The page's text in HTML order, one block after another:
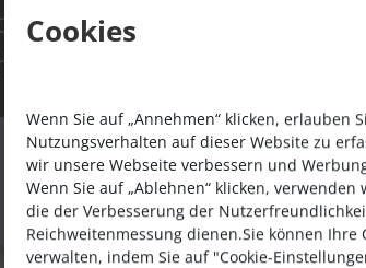
Cookies
Wenn Sie auf „Annehmen“ klicken, erlauben
Nutzungsverhalten auf dieser Website zu
wir unsere Webseite verbessern und
Wenn Sie auf „Ablehnen“ klicken, verwenden
die der Verbesserung der
Reichweitenmessung dienen.Sie können Ihre
verwalten, indem Sie auf "Cookie-
von uns liefern lassen,
immer inklusive.